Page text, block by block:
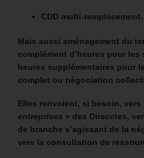
CDD multi-remplacement.
Mais aussi aménagement du
complément d’heures pour
heures supplémentaires pour
complet ou négociation
Elles renvoient, si besoin, vers
entreprises » des Direcctes,
de branche s’agissant de la
vers la consultation de